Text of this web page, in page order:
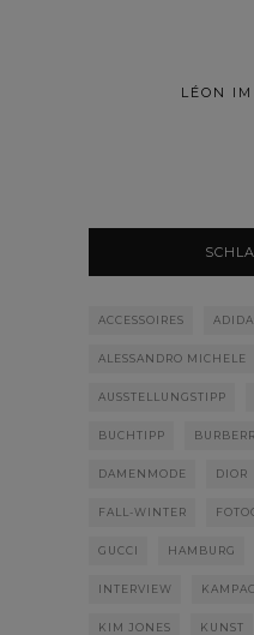
LÉON
ACCESSOIRES
ALESSANDRO MICHELE
AUSSTELLUNGSTIPP
BUCHTIPP
DAMENMODE DIOR
FALL-WINTER
GUCCI HAMBURG
INTERVIEW
KIM JONES KUNST